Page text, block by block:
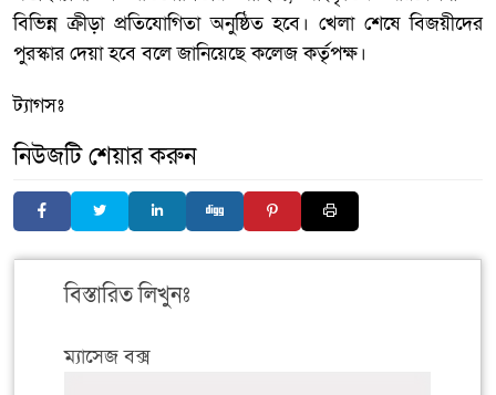
বিভিন্ন ক্রীড়া প্রতিযোগিতা অনুষ্ঠিত হবে। খেলা শেষে বিজয়ীদের
পুরস্কার দেয়া হবে বলে জানিয়েছে কলেজ কর্তৃপক্ষ।
ট্যাগসঃ
নিউজটি শেয়ার করুন
বিস্তারিত লিখুনঃ
ম্যাসেজ বক্স